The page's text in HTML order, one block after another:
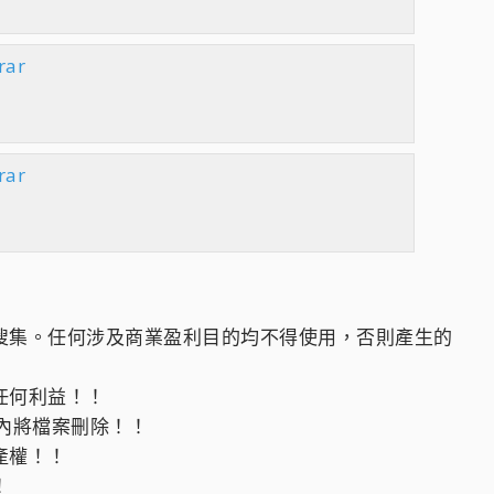
。任何涉及商業盈利目的均不得使用，否則產生的
利益！！
檔案刪除！！
！！